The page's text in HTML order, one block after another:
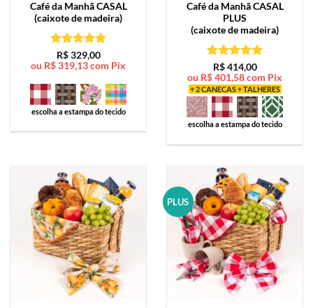
Café da ManhãCASAL
(caixote de madeira)
Avaliação5
de 5
R$329,00
ou R$319,13com Pix
escolha a estampa do tecido
Café da ManhãCASAL
PLUS
(caixote de madeira)
Avaliação5
de 5
R$414,00
ou R$401,58com Pix
+ 2 CANECAS + TALHERES
escolha a estampa do tecido
PLUS